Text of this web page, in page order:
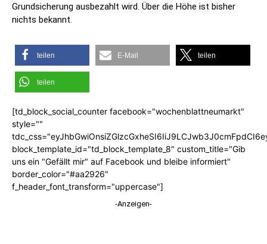
Grundsicherung ausbezahlt wird. Über die Höhe ist bisher
nichts bekannt.
teilen E-Mail teilen
teilen
[td_block_social_counter facebook="wochenblattneumarkt"
style=""
block_template_id="td_block_template_8" custom_title="Gib
uns ein "Gefällt mir" auf Facebook und bleibe informiert"
border_color="#aa2926"
f_header_font_transform="uppercase"]
-Anzeigen-